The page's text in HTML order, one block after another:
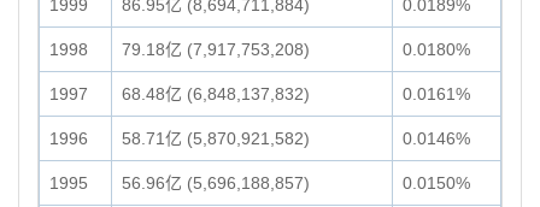
1999 86.95亿 (8,694,711,884) 0.0189%
1998 79.18亿 (7,917,753,208) 0.0180%
1997 68.48亿 (6,848,137,832) 0.0161%
1996 58.71亿 (5,870,921,582) 0.0146%
1995 56.96亿 (5,696,188,857) 0.0150%